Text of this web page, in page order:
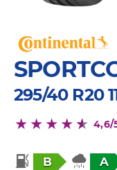
295/40 R20
4,6/
B A